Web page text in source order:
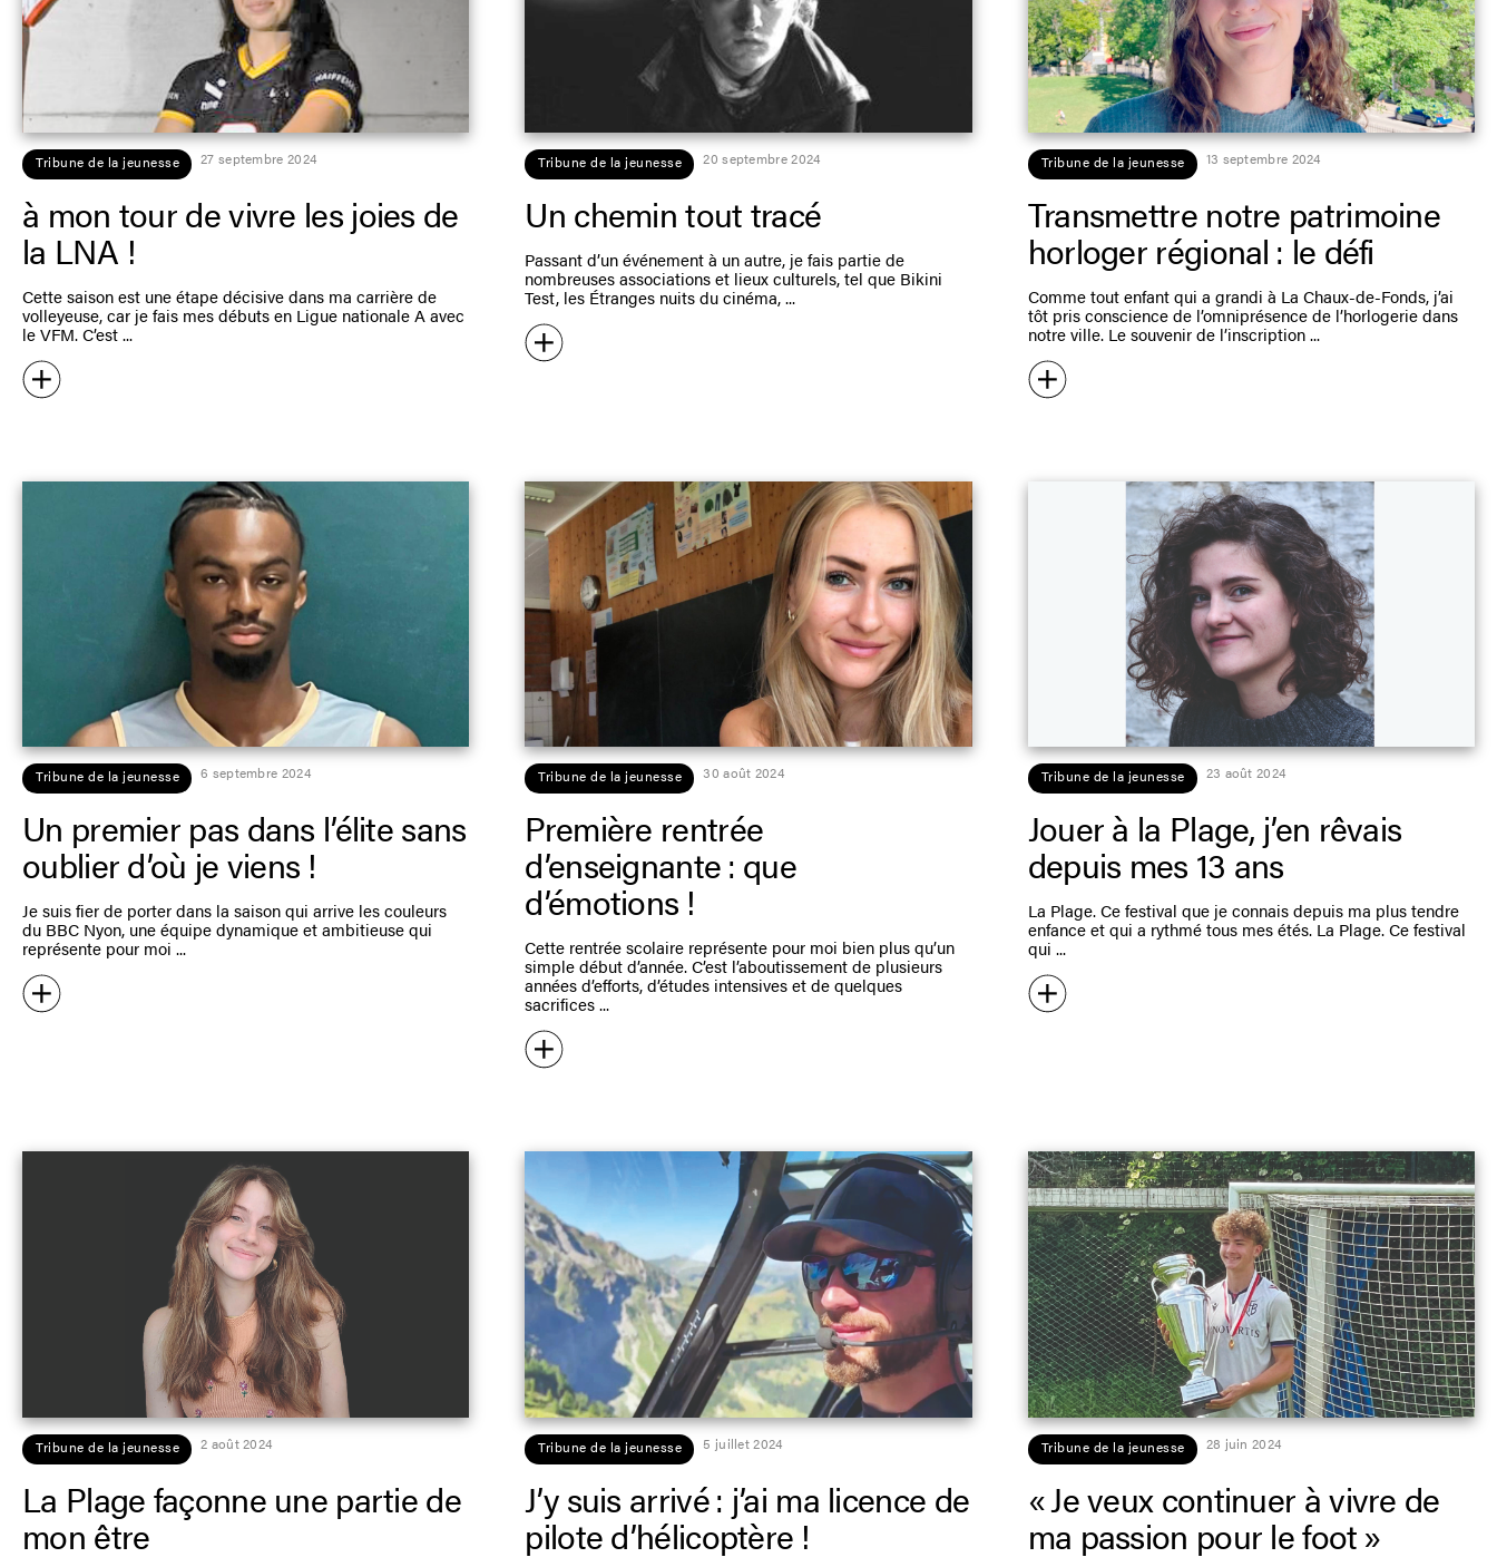
Tribune de la jeunesse 27 septembre 2024
à mon tour de vivre les joies de
la LNA !
Cette saison est une étape décisive dans ma carrière de
volleyeuse, car je fais mes débuts en Ligue nationale A avec
le VFM. C’est
Tribune de la jeunesse 20 septembre 2024
Un chemin tout tracé
Passant d’un événement à un autre, je fais partie de
nombreuses associations et lieux culturels, tel que Bikini
Test, les Étranges nuits du cinéma,
Tribune de la jeunesse 13 septembre 2024
Transmettre notre patrimoine
horloger régional : le défi
Comme tout enfant qui a grandi à La Chaux-de-Fonds, j’ai
tôt pris conscience de l’omniprésence de l’horlogerie dans
notre ville. Le souvenir de l’inscription
Tribune de la jeunesse 6 septembre 2024
Un premier pas dans l’élite sans
oublier d’où je viens !
Je suis fier de porter dans la saison qui arrive les couleurs
du BBC Nyon, une équipe dynamique et ambitieuse qui
représente pour moi
Tribune de la jeunesse 30 août 2024
Première rentrée
d’enseignante : que
d’émotions !
Cette rentrée scolaire représente pour moi bien plus qu’un
simple début d’année. C’est l’aboutissement de plusieurs
années d’efforts, d’études intensives et de quelques
sacrifices
Tribune de la jeunesse 23 août 2024
Jouer à la Plage, j’en rêvais
depuis mes 13 ans
La Plage. Ce festival que je con­nais depuis ma plus tendre
enfance et qui a rythmé tous mes étés. La Plage. Ce festival
qui
Tribune de la jeunesse 2 août 2024
La Plage façonne une partie de
mon être
Tribune de la jeunesse 5 juillet 2024
J’y suis arrivé : j’ai ma licence de
pilote d’hélicoptère !
Tribune de la jeunesse 28 juin 2024
« Je veux continuer à vivre de
ma passion pour le foot »